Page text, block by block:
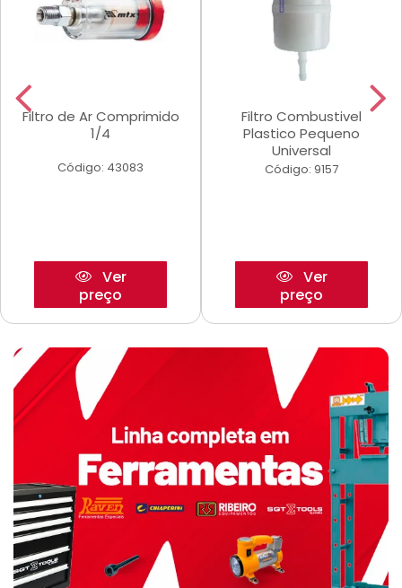
Filtro de Ar Comprimido
1/4
Código: 43083
Ver
preço
Filtro Combustivel
Plastico Pequeno
Universal
Código: 9157
Ver
preço